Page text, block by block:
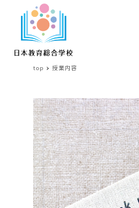
top 授業内容
授
業
内
容